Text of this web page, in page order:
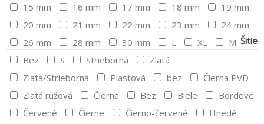
15 mm
16 mm 17 mm 18 mm
19 mm
20 mm
21 mm 22 mm 23 mm
24 mm
26 mm
28 mm 30 mm L XL
M
Bez
S Strieborná
Zlatá
Zlatá/Strieborná
Plastová bez
Čierna PVD
Zlatá ružová
Čierna
Šitie
Bez Biele
Bordové
Červené
Čierne Čierno-červené
Hnedé